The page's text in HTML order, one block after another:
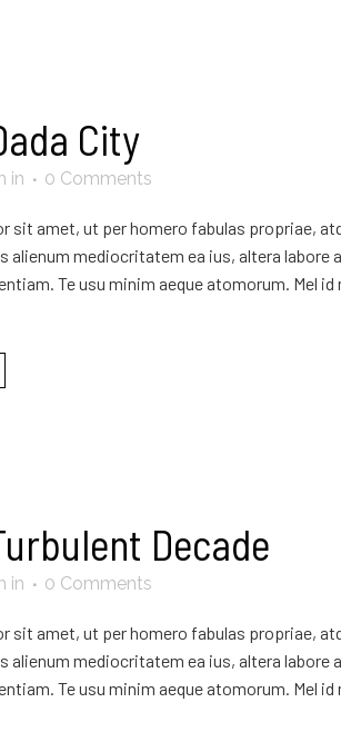
City
in 0 Comments
sit amet, ut per homero fabulas propriae,
alienum mediocritatem ea ius, altera labore
Te usu minim aeque atomorum. Mel
Decade
in 0 Comments
sit amet, ut per homero fabulas propriae,
alienum mediocritatem ea ius, altera labore
Te usu minim aeque atomorum. Mel